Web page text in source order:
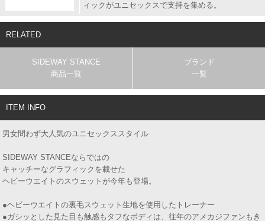
ィックがユニセックスで支持を集める。
RELATED
SIDEWAY STANCE
商品一覧
ブランド
一覧
ITEM INFO
男女問わず大人気のユニセックススタイル
SIDEWAY STANCEならではの
キャッチーなグラフィックを載せた
ヘビーウエイトのスウェットが今年も登場。
●ヘビーウエイトの裏毛スウェット生地を使用したトレーナー
●ガシッとした見た目も触感もタフなボディは、往年のアメカジファンもき